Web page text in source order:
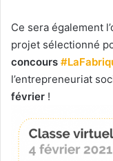
Ce sera également
projet sélectionné
concours
l’entrepreneuriat
février !